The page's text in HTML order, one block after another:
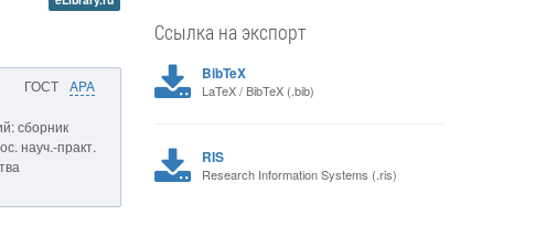
ГОСТ APA
сборник
науч.-практ.
Ссылка на экспорт
BibTeX
LaTeX / BibTeX (.bib)
RIS
Research Information Systems (.ris)